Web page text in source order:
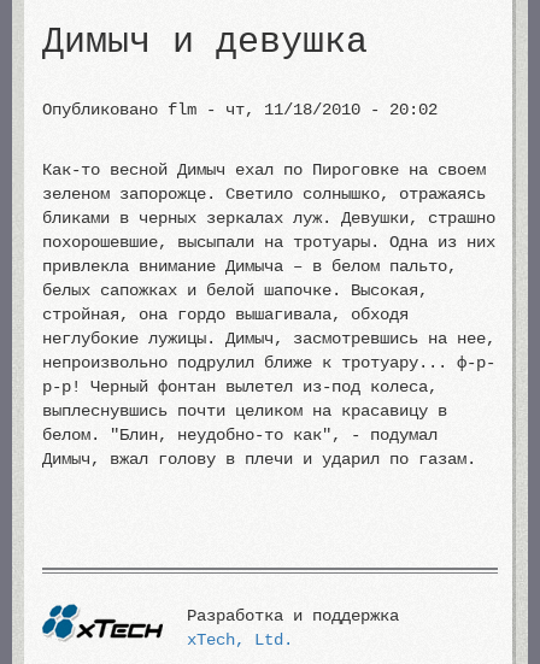
Димыч и девушка
Опубликовано flm - чт, 11/18/2010 - 20:02
Как-то весной Димыч ехал по Пироговке на своем
зеленом запорожце. Светило солнышко, отражаясь
бликами в черных зеркалах луж. Девушки, страшно
похорошевшие, высыпали на тротуары. Одна из них
привлекла внимание Димыча – в белом пальто,
белых сапожках и белой шапочке. Высокая,
стройная, она гордо вышагивала, обходя
неглубокие лужицы. Димыч, засмотревшись на нее,
непроизвольно подрулил ближе к тротуару... ф-р-
р-р! Черный фонтан вылетел из-под колеса,
выплеснувшись почти целиком на красавицу в
белом. "Блин, неудобно-то как", - подумал
Димыч, вжал голову в плечи и ударил по газам.
Разработка и поддержка
xTech, Ltd.